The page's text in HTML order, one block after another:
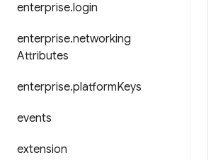
enterprise.login
enterprise.networking
Attributes
enterprise.platformKeys
events
extension